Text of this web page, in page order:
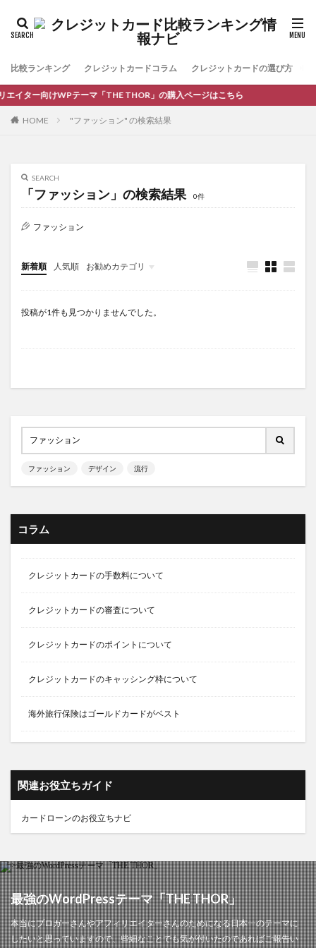
比較ランキング クレジットカードコラム クレジットカードの選び方
イター向けWPテーマ「THE THOR」の購入ページはこちら
HOME "ファッション" の検索結果
SEARCH
「ファッション」の検索結果 0件
ファッション
新着順 人気順 お勧めカテゴリ
コラム
投稿が1件も見つかりませんでした。
ファッション デザイン 流行
コラム
クレジットカードの手数料について
クレジットカードの審査について
クレジットカードのポイントについて
クレジットカードのキャッシング枠について
海外旅行保険はゴールドカードがベスト
関連お役立ちガイド
カードローンのお役立ちナビ
最強のWordPressテーマ「THE THOR」
本当にブロガーさんやアフィリエイターさんのためになる日本一のテーマに
したいと思っていますので、些細なことでも気が付いたのであればご報告い